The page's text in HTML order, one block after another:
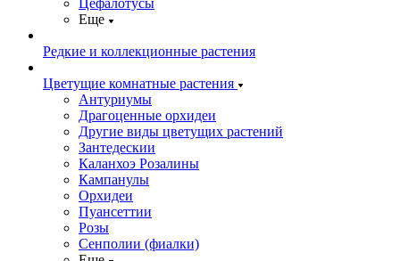
Цефалотусы
Еще
Редкие и коллекционные растения
Цветущие комнатные растения
Антуриумы
Драгоценные орхидеи
Другие виды цветущих растений
Зантедескии
Каланхоэ Розалины
Кампанулы
Орхидеи
Пуансеттии
Розы
Сенполии (фиалки)